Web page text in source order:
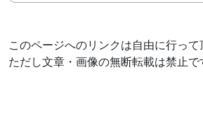
このページへのリンクは自由に行って
ただし文章・画像の無断転載は禁止で